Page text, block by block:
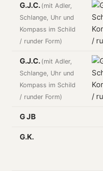
G.J.C. (mit Adler,
Schlange, Uhr und
Kompass im Schild
/ runder Form)
G.J.C. (mit Adler,
Schlange, Uhr und
Kompass im Schild
/ runder Form)
G JB
G.K.